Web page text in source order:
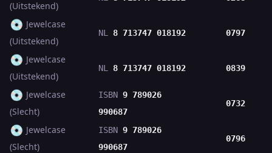
(Uitstekend)
💿 Jewelcase
(Uitstekend)
NL 8 713747 018192 0797
💿 Jewelcase
(Uitstekend)
NL 8 713747 018192 0839
💿 Jewelcase
(Slecht)
ISBN 9 789026
990687
0732
💿 Jewelcase
(Slecht)
ISBN 9 789026
990687
0796